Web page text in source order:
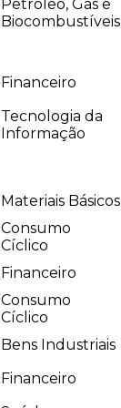
Petróleo, Gás e
Biocombustíveis
Financeiro
Tecnologia da
Informação
Materiais Básicos
Consumo
Cíclico
Financeiro
Consumo
Cíclico
Bens Industriais
Financeiro